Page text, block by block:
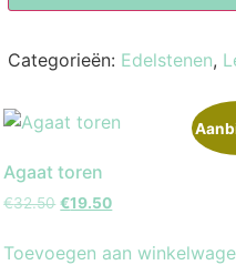
Categorieën: Edelstenen,
Agaat toren
€32.50 €19.50
Toevoegen aan